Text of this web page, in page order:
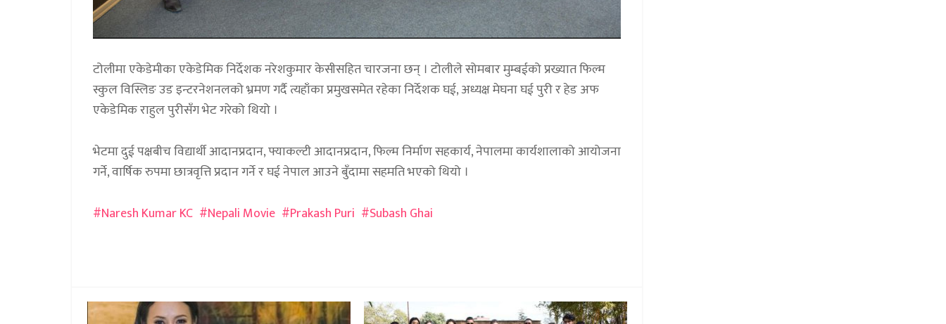
टोलीमा एकेडेमीका एकेडेमिक निर्देशक नरेशकुमार केसीसहित चारजना छन् । टोलीले सोमबार मुम्बईको प्रख्यात फिल्म
स्कुल विस्लिङ उड इन्टरनेशनलको भ्रमण गर्दै त्यहाँका प्रमुखसमेत रहेका निर्देशक घई, अध्यक्ष मेघना घई पुरी र हेड अफ
एकेडेमिक राहुल पुरीसँग भेट गरेको थियो ।
भेटमा दुई पक्षबीच विद्यार्थी आदानप्रदान, फ्याकल्टी आदानप्रदान, फिल्म निर्माण सहकार्य, नेपालमा कार्यशालाको आयोजना
गर्ने, वार्षिक रुपमा छात्रवृत्ति प्रदान गर्ने र घई नेपाल आउने बुँदामा सहमति भएको थियो ।
Naresh Kumar KC
Nepali Movie Prakash Puri Subash Ghai